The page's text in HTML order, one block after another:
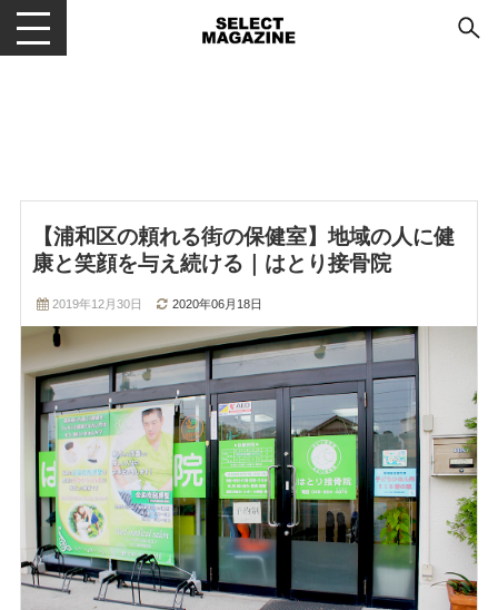
メニューを開閉する
【浦和区の頼れる街の保健室】地域の人に健
康と笑顔を与え続ける｜はとり接骨院
2019年12月30日 2020年06月18日